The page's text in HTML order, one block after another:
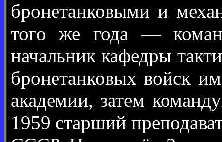
бронетанковыми и
того же года —
начальник кафедры
бронетанковых войск
академии, затем
1959 старший